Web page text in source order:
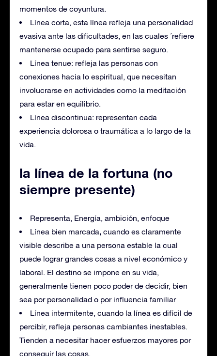
momentos de coyuntura.
Línea corta, esta línea refleja una personalidad
evasiva ante las dificultades, en las cuales ´refiere
mantenerse ocupado para sentirse seguro.
Línea tenue: refleja las personas con
conexiones hacia lo espiritual, que necesitan
involucrarse en actividades como la meditación
para estar en equilibrio.
Línea discontinua: representan cada
experiencia dolorosa o traumática a lo largo de la
vida.
la línea de la fortuna (no
siempre presente)
Representa, Energía, ambición, enfoque
Línea bien marcada, cuando es claramente
visible describe a una persona estable la cual
puede lograr grandes cosas a nivel económico y
laboral. El destino se impone en su vida,
generalmente tienen poco poder de decidir, bien
sea por personalidad o por influencia familiar
Línea intermitente, cuando la línea es difícil de
percibir, refleja personas cambiantes inestables.
Tienden a necesitar hacer esfuerzos mayores por
conseguir las cosas.